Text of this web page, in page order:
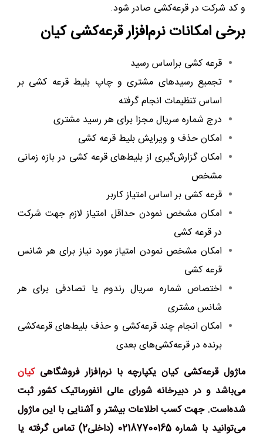
و کد شرکت در قرعه‌کشی صادر شود.
برخی امکانات نرم‌افزار قرعه‌کشی کیان
قرعه کشی براساس رسید
تجمیع رسیدهای مشتری و چاپ بلیط قرعه کشی بر
اساس تنظیمات انجام گرفته
درج شماره سریال مجزا برای هر رسید مشتری
امکان حذف و ویرایش بلیط قرعه کشی
امکان گزارش‌گیری از بلیط‌های قرعه کشی در بازه زمانی
مشخص
قرعه کشی بر اساس امتیاز کاربر
امکان مشخص نمودن حداقل امتیاز لازم جهت شرکت
در قرعه کشی
امکان مشخص نمودن امتیاز مورد نیاز برای هر شانس
قرعه کشی
اختصاص شماره سریال رندوم یا تصادفی برای هر
شانس مشتری
امکان انجام چند قرعه‌کشی و حذف بلیط‌های قرعه‌کشی
برنده در قرعه‌کشی‌های بعدی
ماژول قرعه‌کشی کیان یکپارچه با نرم‌افزار فروشگاهی کیان
می‌باشد و در دبیرخانه شورای عالی انفورماتیک کشور ثبت
شده‌است. جهت کسب اطلاعات بیشتر و آشنایی با این ماژول
می‌توانید با شماره 02187700165 (داخلی2) تماس گرفته یا